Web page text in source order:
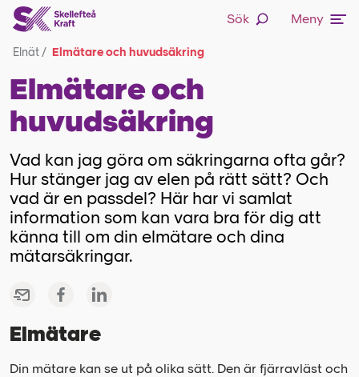
Sök
Meny
Elnät/ Elmätare och huvudsäkring
Elmätare och
huvudsäkring
Vad kan jag göra om säkringarna ofta går?
Hur stänger jag av elen på rätt sätt? Och
vad är en passdel? Här har vi samlat
information som kan vara bra för dig att
känna till om din elmätare och dina
mätarsäkringar.
Elmätare
Din mätare kan se ut på olika sätt. Den är fjärravläst och